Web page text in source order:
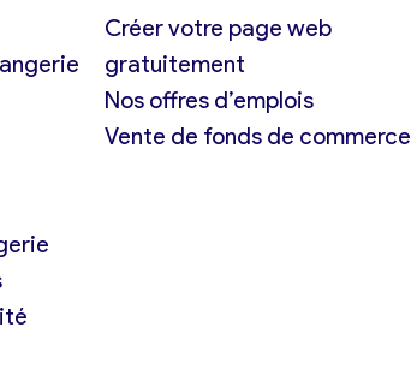
Créer votre page web
gratuitement
Nos offres d’emplois
Vente de fonds de commerce